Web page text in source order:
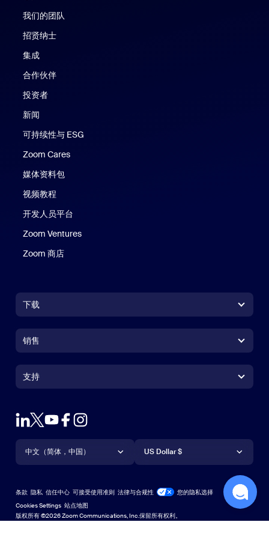
我们的团队
招贤纳士
集成
合作伙伴
投资者
新闻
可持续性与 ESG
Zoom Cares
媒体资料包
视频教程
开发人员平台
Zoom Ventures
Zoom 商店
下载
Zoom Rooms 应用Zoom Rooms 应用
Zoom Rooms Controller
Outlook 插件
Android 应用Android 应用
销售
联系销售人员
申请演示
网络研讨会和活动
Zoom 体验中心Zoom 体验中心
Zoom for StartupsZoom for Startups
支持
支持
账户
学习中心
技术内容库技术内容库
反馈
语言
中文（简体，中国）
Español
货币
US Dollar $
版权所有 ©2026 Zoom Communications, Inc.保留所有权利。
条款 隐私 信任中心 可接受使用准则 法律与合规性
您的隐私选择
Cookies Settings 站点地图
站点地图